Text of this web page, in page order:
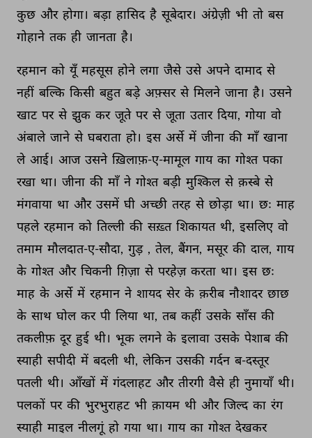
कुछ और होगा। बड़ा हासिद है सूबेदार। अंग्रेज़ी भी तो बस
गोहाने तक ही जानता है।
रहमान को यूँ महसूस होने लगा जैसे उसे अपने दामाद से
नहीं बल्कि किसी बहुत बड़े अफ़्सर से मिलने जाना है। उसने
खाट पर से झुक कर जूते पर से जूता उतार दिया, गोया वो
अंबाले जाने से घबराता हो। इस अर्से में जीना की माँ खाना
ले आई। आज उसने ख़िलाफ़-ए-मामूल गाय का गोश्त पका
रखा था। जीना की माँ ने गोश्त बड़ी मुश्किल से क़स्बे से
मंगवाया था और उसमें घी अच्छी तरह से छोड़ा था। छः माह
पहले रहमान को तिल्ली की सख़्त शिकायत थी, इसलिए वो
तमाम मौलदात-ए-सौदा, गुड़ , तेल, बैंगन, मसूर की दाल, गाय
के गोश्त और चिकनी ग़िज़ा से परहेज़ करता था। इस छः
माह के अर्से में रहमान ने शायद सेर के क़रीब नौशादर छाछ
के साथ घोल कर पी लिया था, तब कहीं उसके साँस की
तकलीफ़ दूर हुई थी। भूक लगने के इलावा उसके पेशाब की
स्याही सपीदी में बदली थी, लेकिन उसकी गर्दन ब-दस्तूर
पतली थी। आँखों में गंदलाहट और तीरगी वैसे ही नुमायाँ थी।
पलकों पर की भुरभुराहट भी क़ायम थी और जिल्द का रंग
स्याही माइल नीलगूं हो गया था। गाय का गोश्त देखकर